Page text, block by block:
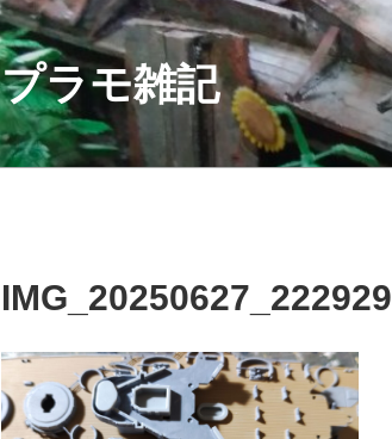
プラモ雑記
IMG_20250627_222929